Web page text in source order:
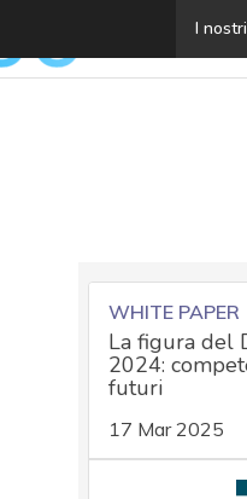
I
DORA,
WHITE PAPER
La figura del
2024:
futuri
17 Mar 2025